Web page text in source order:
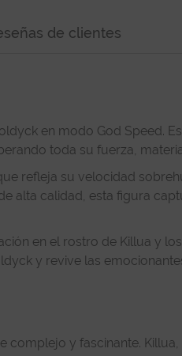
de clientes
en modo God Speed.
toda su fuerza,
refleja su velocidad
alta calidad, esta figura
en el rostro de Killua y
y revive las
y fascinante.